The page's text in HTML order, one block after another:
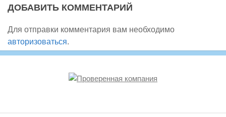
ДОБАВИТЬ КОММЕНТАРИЙ
Для отправки комментария вам необходимо
авторизоваться.